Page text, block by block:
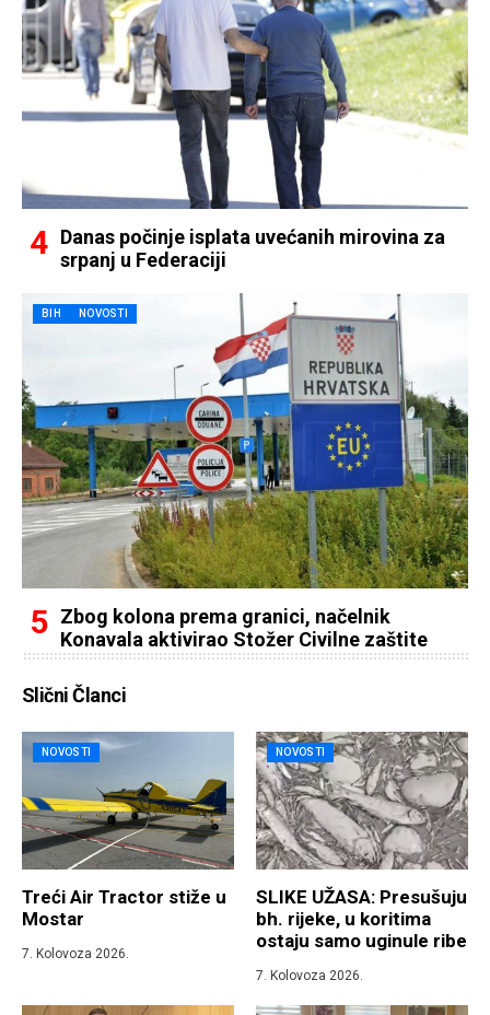
Danas počinje isplata uvećanih mirovina za
srpanj u Federaciji
BIH NOVOSTI
Zbog kolona prema granici, načelnik
Konavala aktivirao Stožer Civilne zaštite
Slični Članci
NOVOSTI
Treći Air Tractor stiže u
Mostar
7. Kolovoza 2026.
NOVOSTI
SLIKE UŽASA: Presušuju
bh. rijeke, u koritima
ostaju samo uginule ribe
7. Kolovoza 2026.